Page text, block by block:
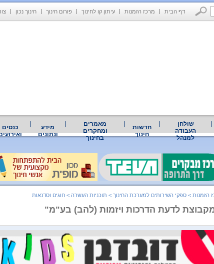
דף הבית מרכז הזמנות עיתון קו לחינוך פורום חינוך חינוך נכון
שולחן
העבודה
למנהל
חדשות
חינוך
מאמרים
ומחקרים
בחינוך
מידע
ונתונים
כנסים
הזמנות > ספקי השירותים למערכת החינוך > תוכניות העשרה > חוגים וסדנאות
לדעת הדרכות ויזמות (להב) בע"מ"